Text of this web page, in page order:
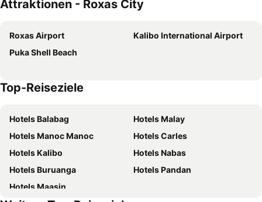
Istorya Forest Garden Resort
Attraktionen - Roxas City
Roxas Airport
Kalibo International Airport
Puka Shell Beach
Top-Reiseziele
Hotels Balabag
Hotels Malay
Hotels Manoc Manoc
Hotels Carles
Hotels Kalibo
Hotels Nabas
Hotels Buruanga
Hotels Pandan
Hotels Maasin